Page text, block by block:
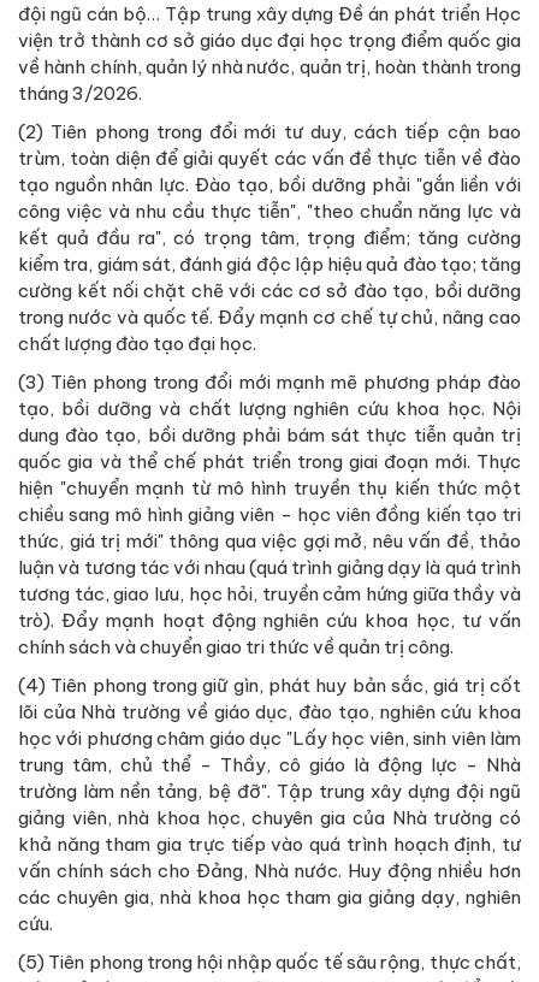
đội ngũ cán bộ… Tập trung xây dựng Đề án phát triển Học
viện trở thành cơ sở giáo dục đại học trọng điểm quốc gia
về hành chính, quản lý nhà nước, quản trị, hoàn thành trong
tháng 3/2026.
(2) Tiên phong trong đổi mới tư duy, cách tiếp cận bao
trùm, toàn diện để giải quyết các vấn đề thực tiễn về đào
tạo nguồn nhân lực. Đào tạo, bồi dưỡng phải "gắn liền với
công việc và nhu cầu thực tiễn", "theo chuẩn năng lực và
kết quả đầu ra", có trọng tâm, trọng điểm; tăng cường
kiểm tra, giám sát, đánh giá độc lập hiệu quả đào tạo; tăng
cường kết nối chặt chẽ với các cơ sở đào tạo, bồi dưỡng
trong nước và quốc tế. Đẩy mạnh cơ chế tự chủ, nâng cao
chất lượng đào tạo đại học.
(3) Tiên phong trong đổi mới mạnh mẽ phương pháp đào
tạo, bồi dưỡng và chất lượng nghiên cứu khoa học. Nội
dung đào tạo, bồi dưỡng phải bám sát thực tiễn quản trị
quốc gia và thể chế phát triển trong giai đoạn mới. Thực
hiện "chuyển mạnh từ mô hình truyền thụ kiến thức một
chiều sang mô hình giảng viên - học viên đồng kiến tạo tri
thức, giá trị mới" thông qua việc gợi mở, nêu vấn đề, thảo
luận và tương tác với nhau (quá trình giảng dạy là quá trình
tương tác, giao lưu, học hỏi, truyền cảm hứng giữa thầy và
trò). Đẩy mạnh hoạt động nghiên cứu khoa học, tư vấn
chính sách và chuyển giao tri thức về quản trị công.
(4) Tiên phong trong giữ gìn, phát huy bản sắc, giá trị cốt
lõi của Nhà trường về giáo dục, đào tạo, nghiên cứu khoa
học với phương châm giáo dục "Lấy học viên, sinh viên làm
trung tâm, chủ thể - Thầy, cô giáo là động lực - Nhà
trường làm nền tảng, bệ đỡ". Tập trung xây dựng đội ngũ
giảng viên, nhà khoa học, chuyên gia của Nhà trường có
khả năng tham gia trực tiếp vào quá trình hoạch định, tư
vấn chính sách cho Đảng, Nhà nước. Huy động nhiều hơn
các chuyên gia, nhà khoa học tham gia giảng dạy, nghiên
cứu.
(5) Tiên phong trong hội nhập quốc tế sâu rộng, thực chất,